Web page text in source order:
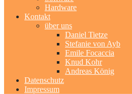
Hardware
Kontakt
über uns
Daniel Tietze
Stefanie von Ayb
Emile Focaccia
Knud Kohr
Andreas König
Datenschutz
Impressum